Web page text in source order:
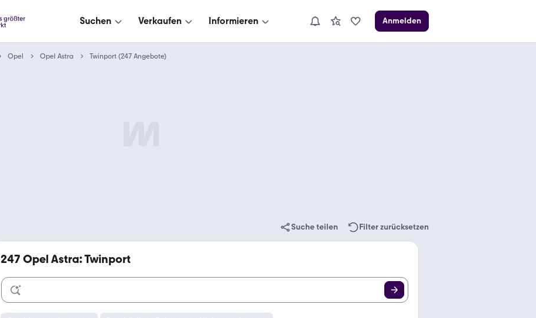
Suchen Verkaufen Informieren Anmelden
Opel Opel Astra Twinport (247 Angebote)
Suche teilen Filter zurücksetzen
247 Opel Astra: Twinport